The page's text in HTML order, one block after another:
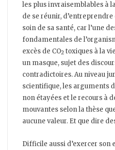
les plus invraisemblables à
de se réunir,
soin de sa santé, car l’une
fondamentales de
excès de CO2 toxiques à la
un masque, sujet des
contradictoires. Au niveau
scientifique, les arguments
non étayées et le recours à
mouvantes selon la thèse
aucune valeur. Et que dire
Difficile aussi d’exercer son